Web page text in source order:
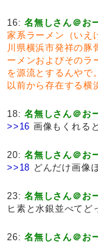
16:名無しさん＠お
家系ラーメン（いえ
川県横浜市発祥の豚
ーメンおよびそのラ
を源流とするんやで
以前から存在する横
18:名無しさん＠お
>>16 画像もくれる
20:名無しさん＠お
>>18 どんだけ画像
23:名無しさん＠お
ヒ素と水銀並べてど
26:名無しさん＠お